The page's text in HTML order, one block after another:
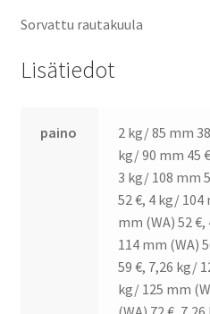
Sorvattu rautakuula
Lisätiedot
paino
2 kg/ 85 mm
kg/ 90 mm 45
3 kg/ 108 mm
52 €, 4 kg/ 104
mm (WA) 52
114 mm (WA)
59 €, 7,26 kg/
kg/ 125 mm